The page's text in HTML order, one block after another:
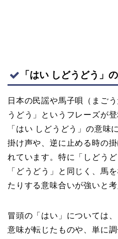
「はい しどうどう」
日本の民謡や馬子唄（まご
うどう」というフレーズが
「はい しどうどう」の意味
掛け声や、逆に止める時の
れています。特に「しどう
「どうどう」と同じく、馬
たりする意味合いが強いと考
冒頭の「はい」については
意味が転じたものや、単に